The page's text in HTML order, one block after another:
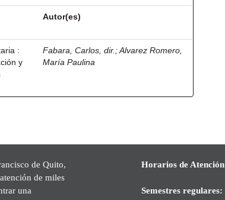
Autor(es)
:
y
Fabara, Carlos, dir. ;Alvarez Romero,
María Paulina
de Quito,
de miles
una
Horarios de Atención
Semestres regulares: